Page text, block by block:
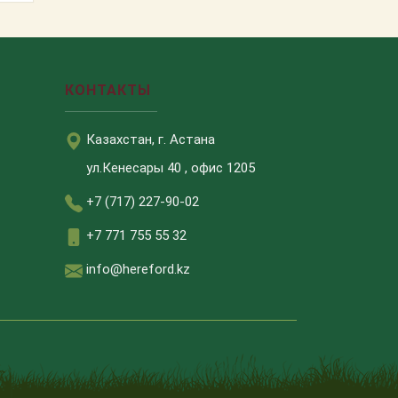
КОНТАКТЫ
Казахстан, г. Астана
ул.Кенесары 40 , офис 1205
+7 (717) 227-90-02
+7 771 755 55 32
info@hereford.kz